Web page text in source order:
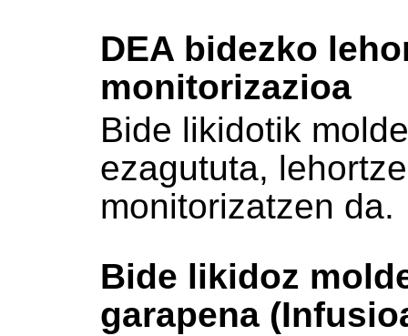
DEA bidezko
monitorizazioa
Bide likidotik
ezagututa,
monitorizatzen da.
Bide likidoz
garapena